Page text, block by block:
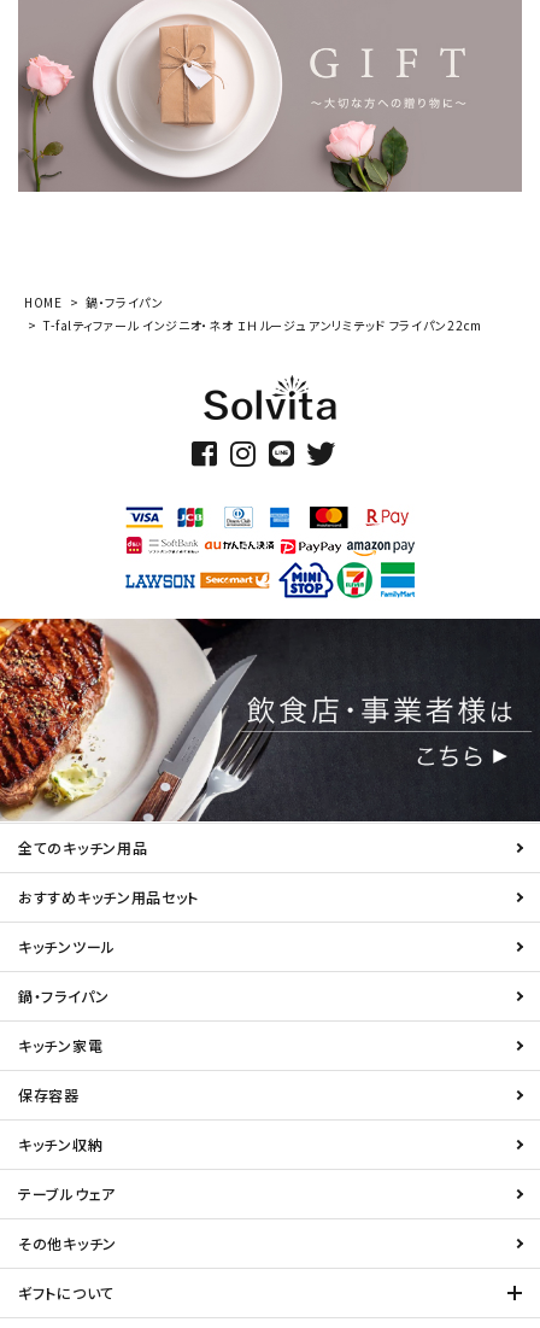
HOME
鍋・フライパン
T-falティファール インジニオ・ネオ ＩＨルージュ アンリミテッド フライパン22cm
全てのキッチン用品
おすすめキッチン用品セット
キッチンツール
鍋・フライパン
キッチン家電
保存容器
キッチン収納
テーブルウェア
その他キッチン
ギフトについて